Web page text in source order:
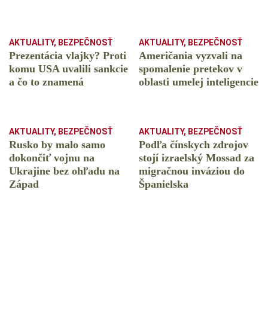
AKTUALITY, BEZPEČNOSŤ
Prezentácia vlajky? Proti
komu USA uvalili sankcie
a čo to znamená
AKTUALITY, BEZPEČNOSŤ
Američania vyzvali na
spomalenie pretekov v
oblasti umelej inteligencie
AKTUALITY, BEZPEČNOSŤ
Rusko by malo samo
dokončiť vojnu na
Ukrajine bez ohľadu na
Západ
AKTUALITY, BEZPEČNOSŤ
Podľa čínskych zdrojov
stojí izraelský Mossad za
migračnou inváziou do
Španielska